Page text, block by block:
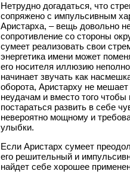
Нетрудно догадаться, что
сопряжено с импульсивным
Аристарха, – вещь довольно
сопротивление со стороны
сумеет реализовать свои
энергетика имени может
его носителя иллюзию
начинает звучать как
оборота, Аристарху не
неудачам и вместо того чтобы
постараться развить в себе
невероятно мощному и
улыбки.
Если Аристарх сумеет
его решительный и
найдет себе хорошее